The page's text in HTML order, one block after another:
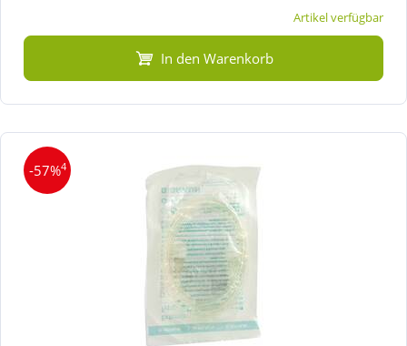
Artikel verfügbar
In den Warenkorb
-57%4